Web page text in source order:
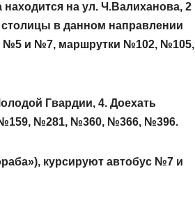
на ул. Ч.Валиханова, 2
столицы в данном направлении
№5 и №7, маршрутки №102, №105,
Гвардии, 4. Доехать
№281, №360, №366, №396.
курсируют автобус №7 и